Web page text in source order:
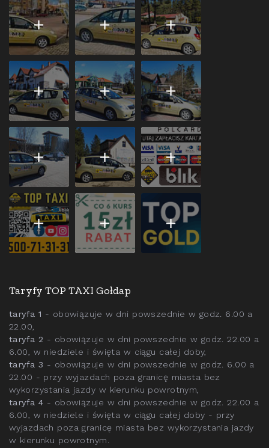
Taryfy TOP TAXI Gołdap
taryfa 1 - obowiązuje w dni powszednie w godz. 6.00 a
22.00,
taryfa 2 - obowiązuje w dni powszednie w godz. 22.00 a
6.00, w niedziele i święta w ciągu całej doby,
taryfa 3 - obowiązuje w dni powszednie w godz. 6.00 a
22.00 - przy wyjazdach poza granicę miasta bez
wykorzystania jazdy w kierunku powrotnym,
taryfa 4 - obowiązuje w dni powszednie w godz. 22.00 a
6.00, w niedziele i święta w ciągu całej doby - przy
wyjazdach poza granicę miasta bez wykorzystania jazdy
w kierunku powrotnym.